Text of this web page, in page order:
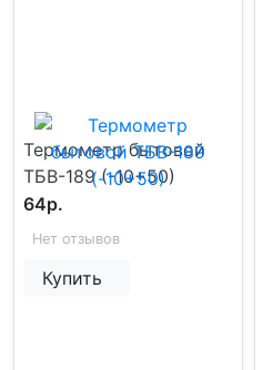
Термометр бытовой
ТБВ-189 (-10+50)
64р.
Нет отзывов
Купить